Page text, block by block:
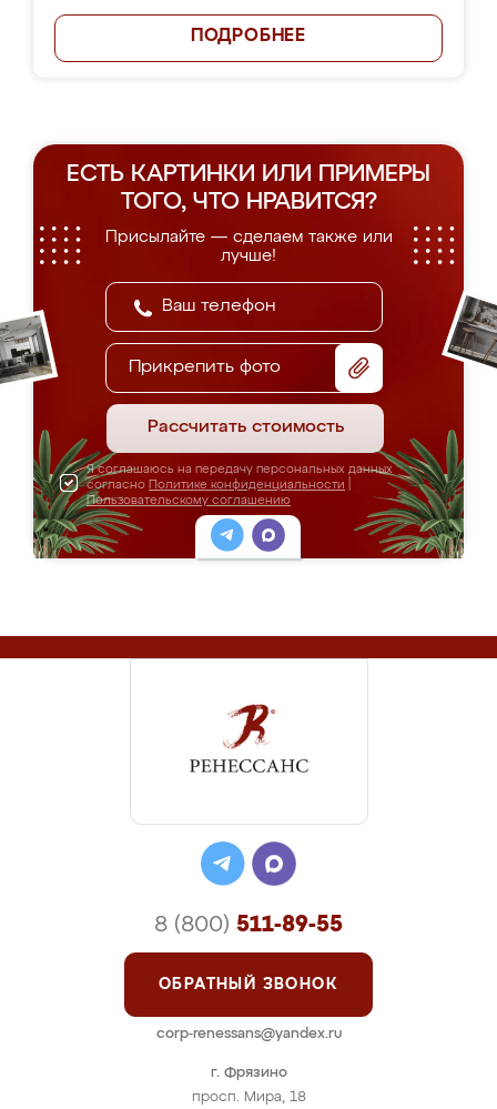
ПОДРОБНЕЕ
ЕСТЬ КАРТИНКИ ИЛИ ПРИМЕРЫ
ТОГО, ЧТО НРАВИТСЯ?
Присылайте — сделаем также или
лучше!
Прикрепить фото
Рассчитать стоимость
Я соглашаюсь на передачу персональных данных
согласно Политике конфиденциальности
Пользовательскому соглашению
г. Фрязино
просп. Мира, 18
8 (800) 511-89-55
ОБРАТНЫЙ ЗВОНОК
corp-renessans@yandex.ru